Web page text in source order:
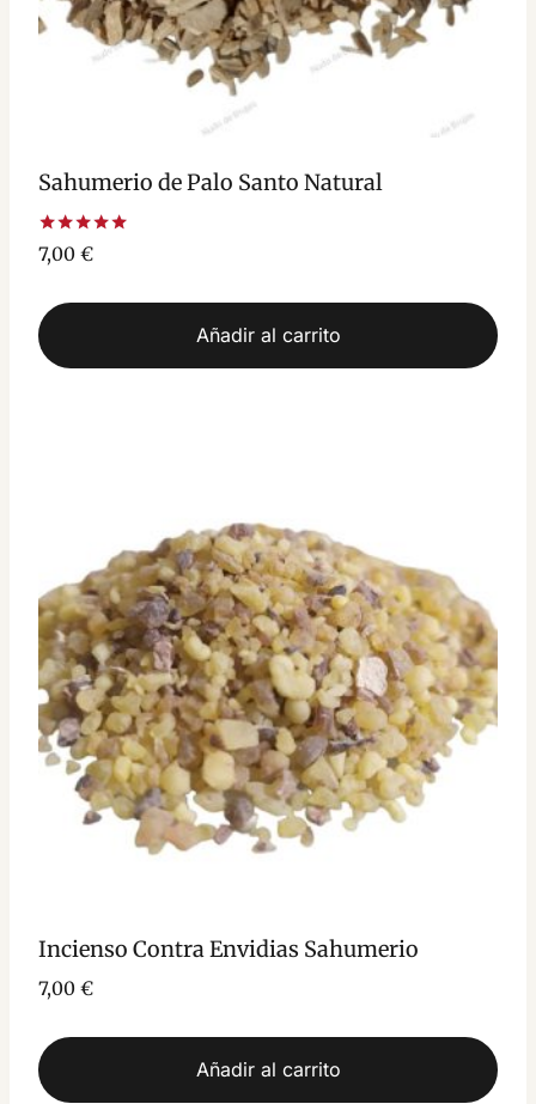
Sahumerio de Palo Santo Natural
Valorado
con
de 5
7,00 €
Añadir al carrito
Incienso Contra Envidias Sahumerio
7,00 €
Añadir al carrito